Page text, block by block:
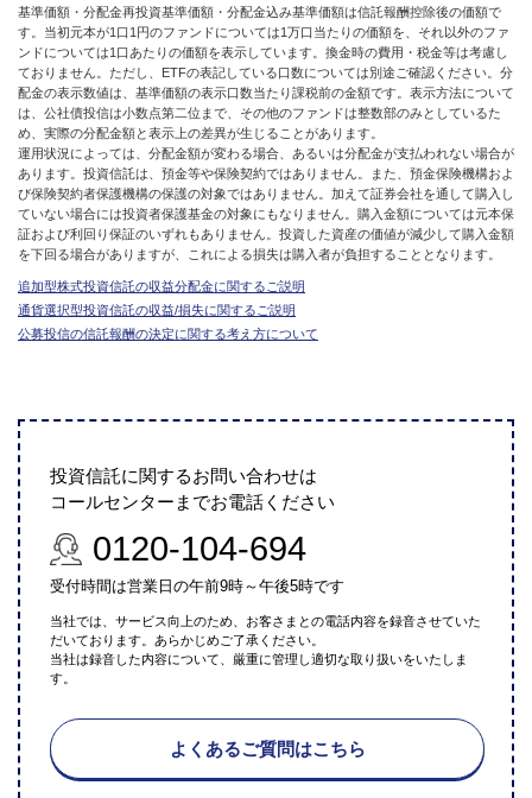
基準価額・分配金再投資基準価額・分配金込み基準価額は信託報酬控除後の価額で
す。当初元本が1口1円のファンドについては1万口当たりの価額を、それ以外のファ
ンドについては1口あたりの価額を表示しています。換金時の費用・税金等は考慮し
ておりません。ただし、ETFの表記している口数については別途ご確認ください。分
配金の表示数値は、基準価額の表示口数当たり課税前の金額です。表示方法について
は、公社債投信は小数点第二位まで、その他のファンドは整数部のみとしているた
め、実際の分配金額と表示上の差異が生じることがあります。
運用状況によっては、分配金額が変わる場合、あるいは分配金が支払われない場合が
あります。投資信託は、預金等や保険契約ではありません。また、預金保険機構およ
び保険契約者保護機構の保護の対象ではありません。加えて証券会社を通して購入し
ていない場合には投資者保護基金の対象にもなりません。購入金額については元本保
証および利回り保証のいずれもありません。投資した資産の価値が減少して購入金額
を下回る場合がありますが、これによる損失は購入者が負担することとなります。
追加型株式投資信託の収益分配金に関するご説明
通貨選択型投資信託の収益/損失に関するご説明
公募投信の信託報酬の決定に関する考え方について
投資信託に関するお問い合わせは
コールセンターまでお電話ください
0120-104-694
受付時間は営業日の午前9時～午後5時です
当社では、サービス向上のため、お客さまとの電話内容を録音させていた
だいております。あらかじめご了承ください。
当社は録音した内容について、厳重に管理し適切な取り扱いをいたしま
す。
よくあるご質問はこちら